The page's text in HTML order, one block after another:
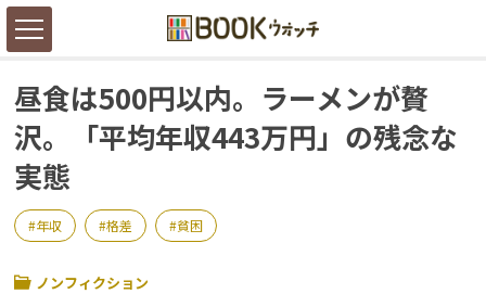
昼食は500円以内。ラーメンが贅
沢。「平均年収443万円」の残念な
実態
年収 格差 貧困
ノンフィクション